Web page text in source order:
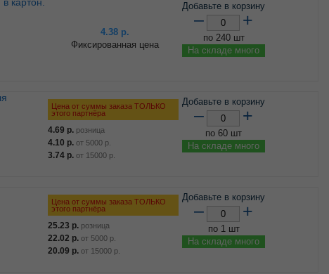
4.38 р.
Фиксированная цена
Добавьте в корзину
– +
по 240 шт
На складе много
Цена от суммы заказа ТОЛЬКО
этого партнёра
4.69 р. розница
4.10 р. от 5000 р.
3.74 р. от 15000 р.
Добавьте в корзину
– +
по 60 шт
На складе много
Цена от суммы заказа ТОЛЬКО
этого партнёра
25.23 р. розница
22.02 р. от 5000 р.
20.09 р. от 15000 р.
Добавьте в корзину
– +
по 1 шт
На складе много